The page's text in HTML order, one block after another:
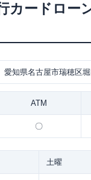
カードロー
愛知県名古屋市瑞穂区
ATM
〇
土曜